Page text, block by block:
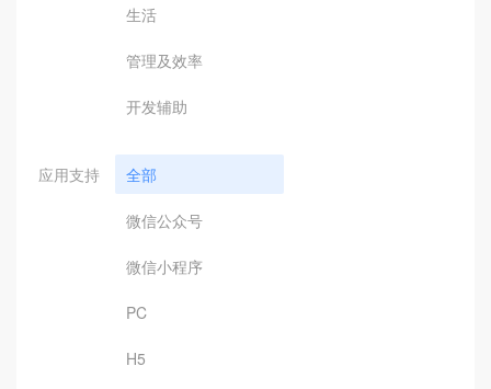
生活
管理及效率
开发辅助
应用支持 全部
微信公众号
微信小程序
PC
H5